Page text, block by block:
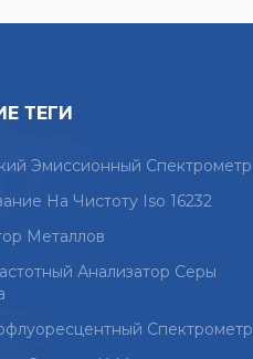
ТЕГИ
Эмиссионный Спектрометр
На Чистоту Iso 16232
Металлов
Анализатор Серы
Спектрометр